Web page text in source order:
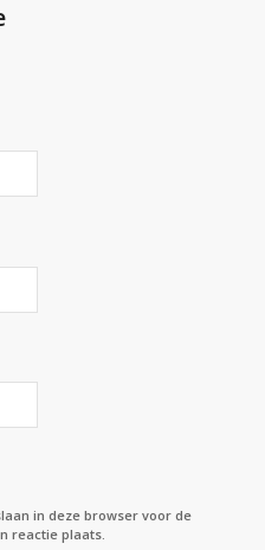
in deze browser voor de
reactie plaats.